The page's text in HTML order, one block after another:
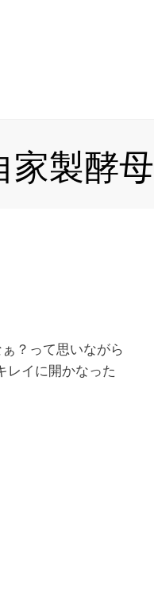
家製酵母
？って思いながら
レイに開かなった